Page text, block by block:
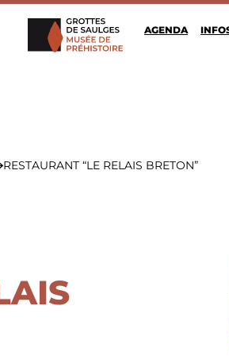
AGENDA
RESTAURANT “LE RELAIS BRETON”